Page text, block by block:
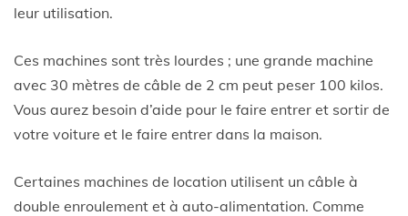
leur utilisation.
Ces machines sont très lourdes ; une grande machine
avec 30 mètres de câble de 2 cm peut peser 100 kilos.
Vous aurez besoin d’aide pour le faire entrer et sortir de
votre voiture et le faire entrer dans la maison.
Certaines machines de location utilisent un câble à
double enroulement et à auto-alimentation. Comme